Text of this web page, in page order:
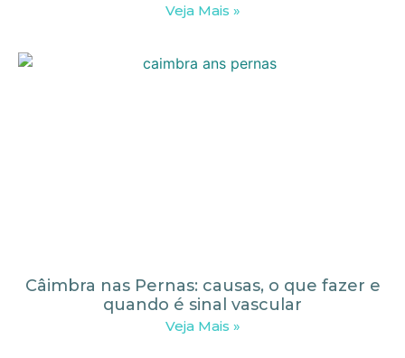
Veja Mais »
Câimbra nas Pernas: causas, o que fazer e
quando é sinal vascular
Veja Mais »